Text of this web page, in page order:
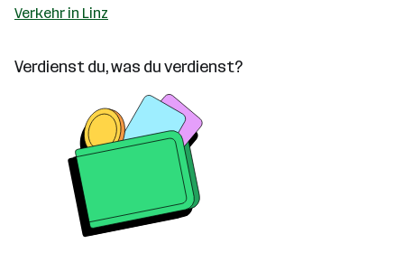
Verkehr in Linz
Verdienst du, was du verdienst?